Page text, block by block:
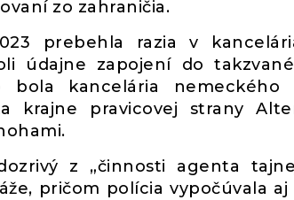
zo zahraničia.
prebehla razia v
údajne zapojení do
bola kancelária nemeckého
krajne pravicovej strany
z „činnosti agenta
pričom polícia vypočúvala